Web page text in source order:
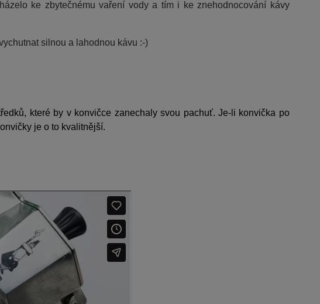
ke zbytečnému vaření vody a tím i ke znehodnocování kávy
silnou a lahodnou kávu :-)
které by v konvičce zanechaly svou pachuť. Je-li konvička po
je o to kvalitnější.